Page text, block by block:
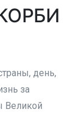
день,
за
Великой